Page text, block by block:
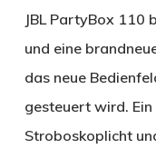
JBL PartyBox 110
und eine
das neue
gesteuert wird.
Stroboskoplicht